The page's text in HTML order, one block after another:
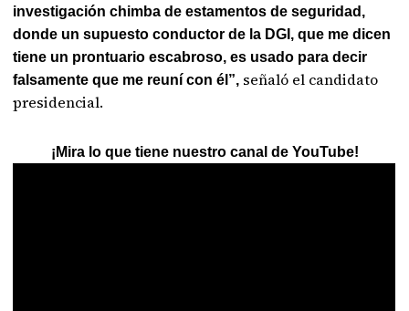
investigación chimba de estamentos de seguridad,
donde un supuesto conductor de la DGI, que me dicen
tiene un prontuario escabroso, es usado para decir
falsamente que me reuní con él”, señaló el candidato
presidencial.
¡Mira lo que tiene nuestro canal de YouTube!